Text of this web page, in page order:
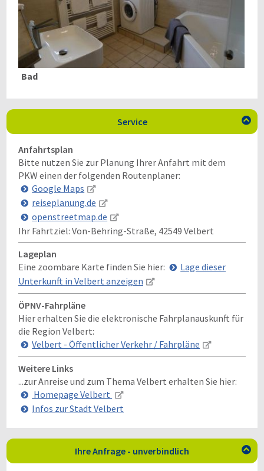
Bad
Service 
Anfahrtsplan
Bitte nutzen Sie zur Planung Ihrer Anfahrt mit dem
PKW einen der folgenden Routenplaner:
Google Maps
reiseplanung.de
openstreetmap.de
Ihr Fahrtziel: Von-Behring-Straße, 42549 Velbert
Lageplan
Eine zoombare Karte finden Sie hier:
Lage dieser
Unterkunft in Velbert anzeigen
ÖPNV-Fahrpläne
Hier erhalten Sie die elektronische Fahrplanauskunft für
die Region Velbert:
Velbert - Öffentlicher Verkehr / Fahrpläne
Weitere Links
...zur Anreise und zum Thema Velbert erhalten Sie hier:
Homepage Velbert
Infos zur Stadt Velbert
Ihre Anfrage - unverbindlich 